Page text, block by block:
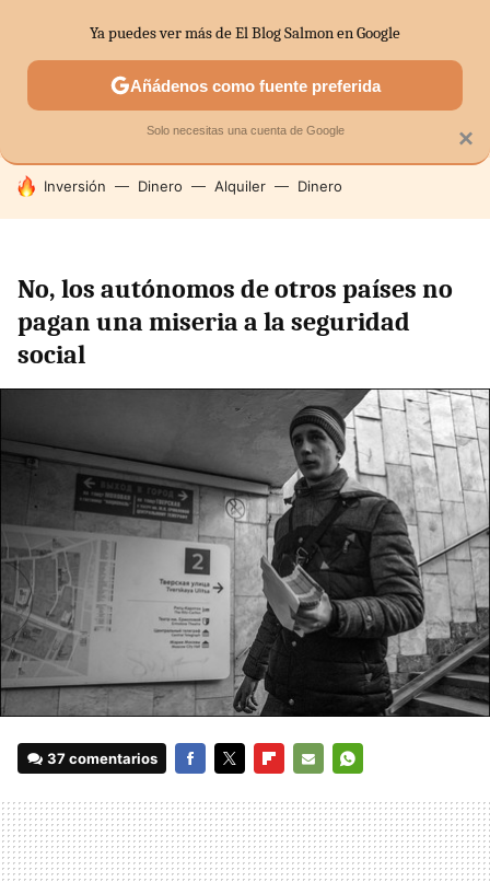
SECTORES ECONOMÍA DOMÉSTICA MERCADOS
HOY SE HABLA DE
Inversión Dinero Alquiler Dinero
No, los autónomos de otros países no
pagan una miseria a la seguridad
social
37 comentarios
MAIL
×
Ya puedes ver más de El Blog Salmon en Google
Añádenos como fuente preferida
Solo necesitas una cuenta de Google